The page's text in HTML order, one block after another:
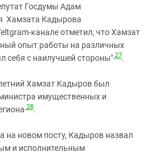
Госдумы Адам
Хамзата Кадырова
канале отметил, что Хамзат
опыт работы на различных
себя с наилучшей стороны" 27.
Хамзат Кадыров был
имущественных и
28.
на новом посту, Кадыров назвал
и исполнительным